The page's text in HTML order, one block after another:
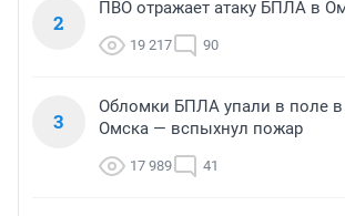
2
ПВО отражает атаку БПЛА в
19 217 90
3
Обломки БПЛА упали в поле в
Омска — вспыхнул пожар
17 989 41